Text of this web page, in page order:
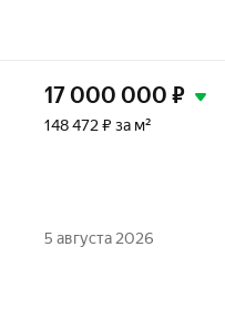
17 000 000 ₽
148 472 ₽ за м²
5 августа 2026